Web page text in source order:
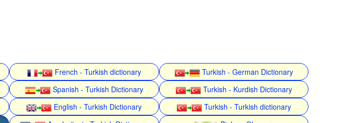
French - Turkish dictionary
Turkish - German Dictionary
Spanish - Turkish Dictionary
Turkish - Kurdish Dictionary
English - Turkish Dictionary
Turkish - Turkish dictionary